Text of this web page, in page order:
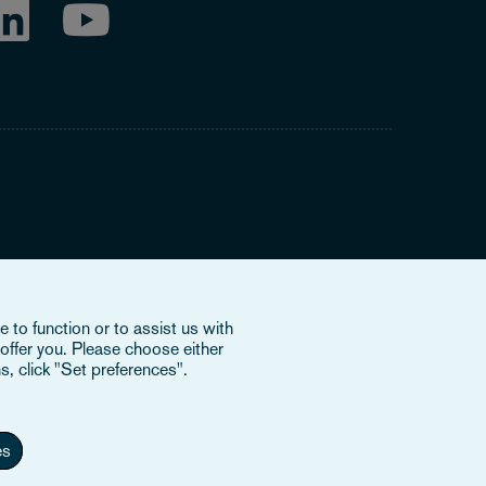
prawnymi i nie posiadają upoważnienia do
lub OCV wobec osób trzecich. Aby dowiedzieć
to function or to assist us with
you. Please choose either
click "Set preferences".